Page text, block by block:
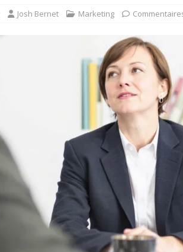
Josh Bernet Marketing